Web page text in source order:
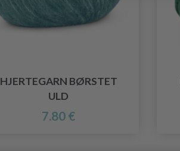
HJERTEGARN BØRSTET
ULD
7.80 €